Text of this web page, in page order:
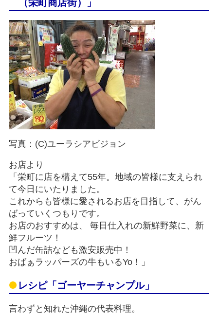
（栄町商店街）」
写真：(C)ユーラシアビジョン
お店より
「栄町に店を構えて55年。地域の皆様に支えられ
て今日にいたりました。
これからも皆様に愛されるお店を目指して、がん
ばっていくつもりです。
お店のおすすめは、 毎日仕入れの新鮮野菜に、新
鮮フルーツ！
凹んだ缶詰なども激安販売中！
おばぁラッパーズの牛もいるYo！」
レシピ「ゴーヤーチャンプル」
言わずと知れた沖縄の代表料理。